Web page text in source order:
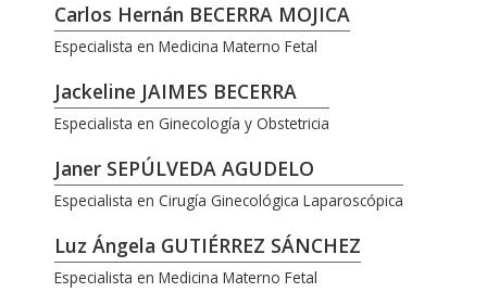
Carlos Hernán BECERRA MOJICA
Especialista en Medicina Materno Fetal
Jackeline JAIMES BECERRA
Especialista en Ginecología y Obstetricia
Janer SEPÚLVEDA AGUDELO
Especialista en Cirugía Ginecológica Laparoscópica
Luz Ángela GUTIÉRREZ SÁNCHEZ
Especialista en Medicina Materno Fetal